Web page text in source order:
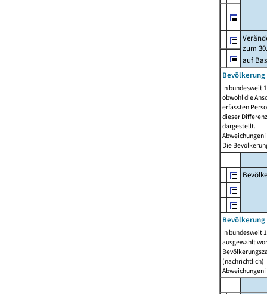
zum
auf
Bevölkerung
In bundesweit
obwohl die
erfassten
dieser
dargestellt.
Abweichungen
Die
In bundesweit
ausgewählt
Abweichungen